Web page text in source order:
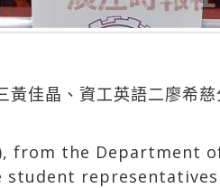
黃佳晶、資工英語二廖希慈
from the Department
student representatives